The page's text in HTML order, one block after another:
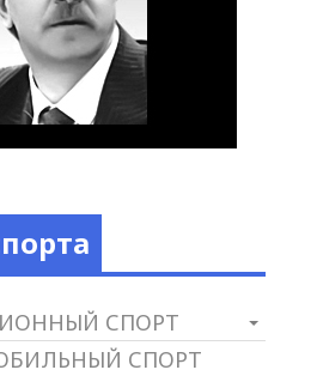
СПОРТ
СПОРТ